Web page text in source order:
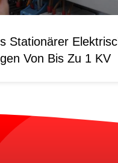
Stationärer
Von Bis Zu 1 KV